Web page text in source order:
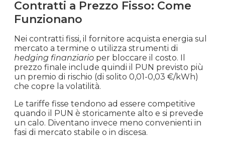
Agosto
€ 0.112
Luglio
2021
€ 0.103 € 102.66 +21.1%
Giugno
2021
Maggio
€ 0.070 € 69.91
Contratti a Prezzo Fisso: Come
Funzionano
Nei contratti fissi, il fornitore acquista energia sul
mercato a termine o utilizza strumenti di
hedging finanziario per bloccare il costo. Il
prezzo finale include quindi il PUN previsto più
un premio di rischio (di solito 0,01-0,03 €/kWh)
che copre la volatilità.
Le tariffe fisse tendono ad essere competitive
quando il PUN è storicamente alto e si prevede
un calo. Diventano invece meno convenienti in
fasi di mercato stabile o in discesa.